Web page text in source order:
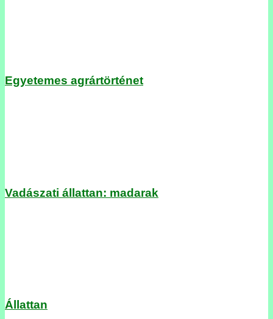
Egyetemes agrártörténet
Vadászati állattan: madarak
Állattan